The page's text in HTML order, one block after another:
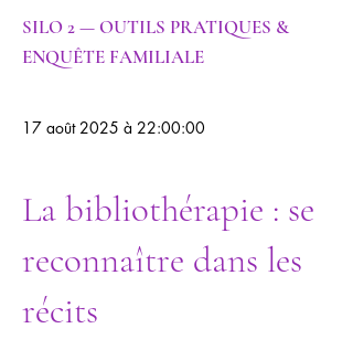
SILO 2 — OUTILS PRATIQUES &
ENQUÊTE FAMILIALE
17 août 2025 à 22:00:00
La bibliothérapie : se
reconnaître dans les
récits